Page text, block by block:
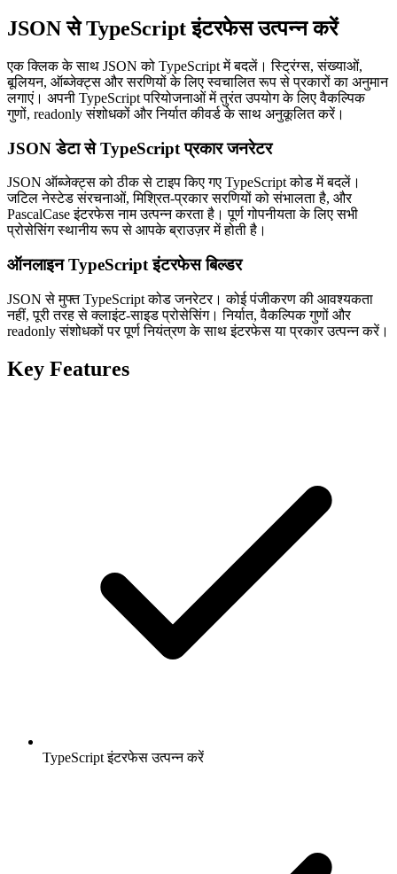
JSON से TypeScript इंटरफेस उत्पन्न करें
एक क्लिक के साथ JSON को TypeScript में बदलें। स्ट्रिंग्स, संख्याओं,
बूलियन, ऑब्जेक्ट्स और सरणियों के लिए स्वचालित रूप से प्रकारों का अनुमान
लगाएं। अपनी TypeScript परियोजनाओं में तुरंत उपयोग के लिए वैकल्पिक
गुणों, readonly संशोधकों और निर्यात कीवर्ड के साथ अनुकूलित करें।
JSON डेटा से TypeScript प्रकार जनरेटर
JSON ऑब्जेक्ट्स को ठीक से टाइप किए गए TypeScript कोड में बदलें।
जटिल नेस्टेड संरचनाओं, मिश्रित-प्रकार सरणियों को संभालता है, और
PascalCase इंटरफेस नाम उत्पन्न करता है। पूर्ण गोपनीयता के लिए सभी
प्रोसेसिंग स्थानीय रूप से आपके ब्राउज़र में होती है।
ऑनलाइन TypeScript इंटरफेस बिल्डर
JSON से मुफ्त TypeScript कोड जनरेटर। कोई पंजीकरण की आवश्यकता
नहीं, पूरी तरह से क्लाइंट-साइड प्रोसेसिंग। निर्यात, वैकल्पिक गुणों और
readonly संशोधकों पर पूर्ण नियंत्रण के साथ इंटरफेस या प्रकार उत्पन्न करें।
Key Features
TypeScript इंटरफेस उत्पन्न करें